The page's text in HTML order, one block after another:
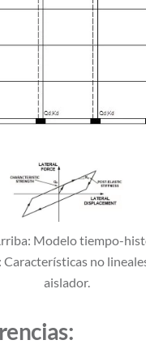
Modelo tiempo-
Características no
aislador.